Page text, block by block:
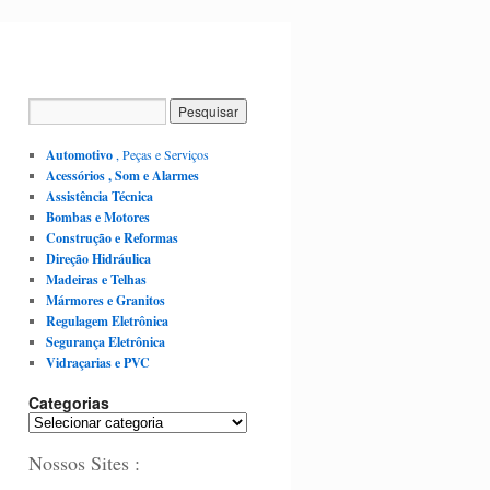
Automotivo, Peças e Serviços
Acessórios , Som e Alarmes
Assistência Técnica
Bombas e Motores
Construção e Reformas
Direção Hidráulica
Madeiras e Telhas
Mármores e Granitos
Regulagem Eletrônica
Segurança Eletrônica
Vidraçarias e PVC
Categorias
C
tNossos Sites :